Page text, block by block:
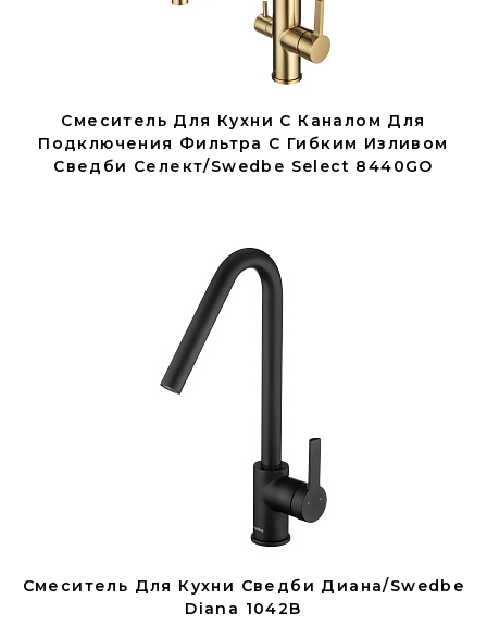
Смеситель Для Кухни С Каналом Для
Подключения Фильтра С Гибким Изливом
Сведби Селект/Swedbe Select 8440GO
Смеситель Для Кухни Сведби Диана/Swedbe
Diana 1042B